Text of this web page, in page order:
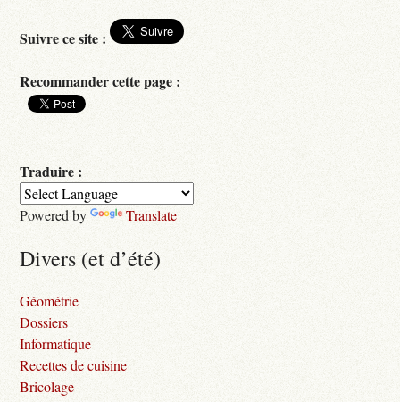
Suivre ce site :
Recommander cette page :
Traduire :
Powered by Translate
Divers (et d’été)
Géométrie
Dossiers
Informatique
Recettes de cuisine
Bricolage